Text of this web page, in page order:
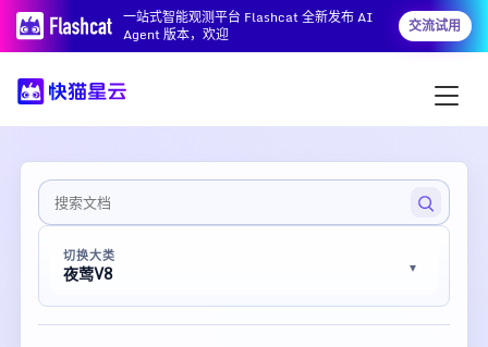
一站式智能观测平台 Flashcat 全新发布 AI
Agent 版本，欢迎
交流试用
切换大类
夜莺V8